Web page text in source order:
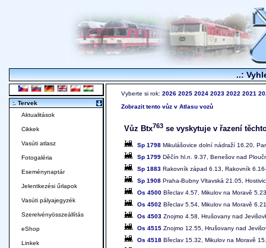
..:
Vyberte si rok: 2026 2025 2024 2023 2022 2021
Zobrazit tento vůz v Atlasu vozů
Vůz Btx763 se vyskytuje v řazení
Sp 1798 Mikulášovice dolní nádraží 16.20,
Sp 1799 Děčín hl.n. 9.37, Benešov nad
Sp 1883 Rakovník západ 6.13, Rakovník
Sp 1908 Praha-Bubny Vltavská 21.05,
Os 4500 Břeclav 4.57, Mikulov na Moravě
Os 4502 Břeclav 5.54, Mikulov na Moravě
Os 4503 Znojmo 4.58, Hrušovany nad
Os 4515 Znojmo 12.55, Hrušovany nad
Os 4518 Břeclav 15.32, Mikulov na Moravě
:. Tervek
Aktualitások
Cikkek
Vasúti atlasz
Fotogaléria
Eseménynaptár
Jelentkezési űrlapok
Vasúti pályajegyzék
Szerelvényösszeállítás
eShop
Linkek